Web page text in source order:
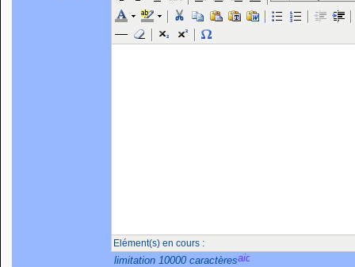
Elément(s) en cours :
limitation 10000 caractères